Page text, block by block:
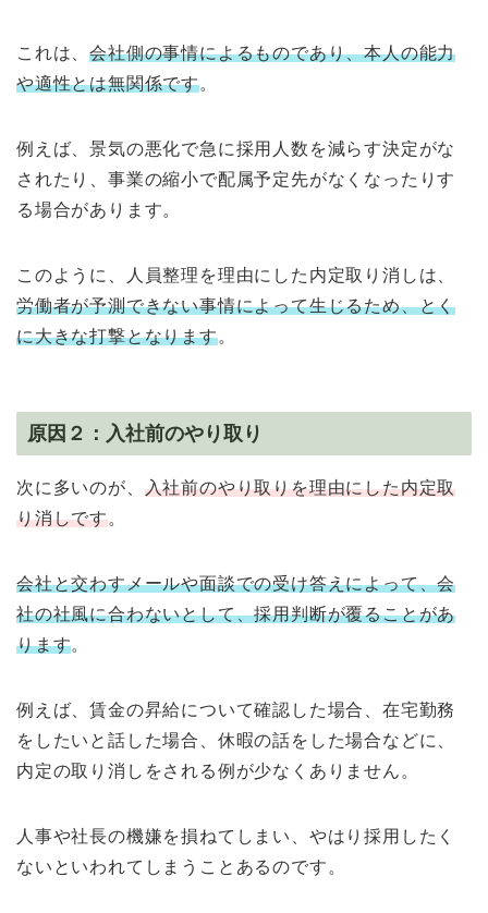
これは、会社側の事情によるものであり、本人の能力
や適性とは無関係です。
例えば、景気の悪化で急に採用人数を減らす決定がな
されたり、事業の縮小で配属予定先がなくなったりす
る場合があります。
このように、人員整理を理由にした内定取り消しは、
労働者が予測できない事情によって生じるため、とく
に大きな打撃となります。
原因２：入社前のやり取り
次に多いのが、 入社前のやり取りを理由にした内定取
り消しです。
会社と交わすメールや面談での受け答えによって、会
社の社風に合わないとして、採用判断が覆ることがあ
ります。
例えば、賃金の昇給について確認した場合、在宅勤務
をしたいと話した場合、休暇の話をした場合などに、
内定の取り消しをされる例が少なくありません。
人事や社長の機嫌を損ねてしまい、やはり採用したく
ないといわれてしまうことあるのです。